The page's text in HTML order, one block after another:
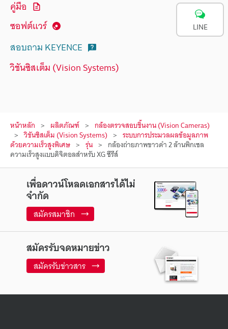
คู่มือ
ซอฟต์แวร์
สอบถาม KEYENCE
วิชันซิสเต็ม (Vision Systems)
หน้าหลัก ผลิตภัณฑ์ กล้องตรวจสอบชิ้นงาน (Vision Cameras)
วิชันซิสเต็ม (Vision Systems) ระบบการประมวลผลข้อมูลภาพ
ด้วยความเร็วสูงพิเศษ รุ่น กล้องถ่ายภาพขาวดำ 2 ล้านพิกเซล
ความเร็วสูงแบบดิจิตอลสำหรับ XG ซีรีส์
เพื่อดาวน์โหลดเอกสารได้ไม่
จำกัด
สมัครสมาชิก
สมัครรับจดหมายข่าว
สมัครรับข่าวสาร
LINE